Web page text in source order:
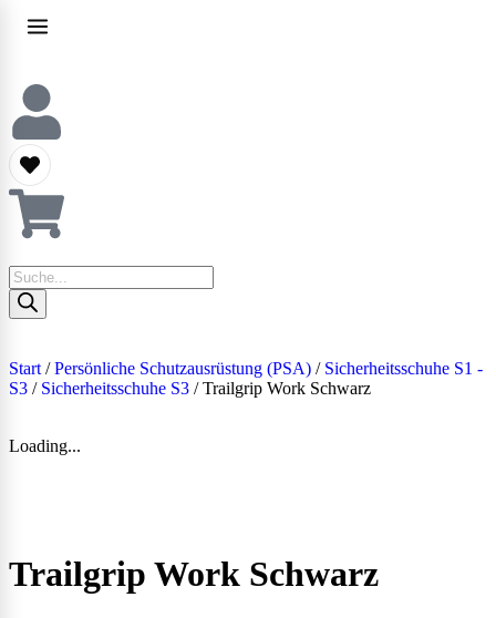
Start /Persönliche Schutzausrüstung (PSA) / Sicherheitsschuhe S1 -
S3 / Sicherheitsschuhe S3 / Trailgrip Work Schwarz
Loading...
Trailgrip Work Schwarz